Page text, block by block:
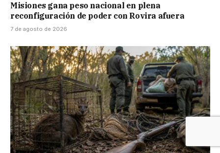
Misiones gana peso nacional en plena
reconfiguración de poder con Rovira afuera
7 de agosto de 2026